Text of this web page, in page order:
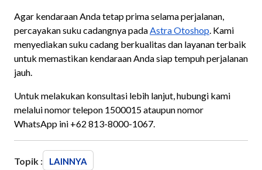
Agar kendaraan Anda tetap prima selama perjalanan,
percayakan suku cadangnya padaAstra Otoshop. Kami
menyediakan suku cadang berkualitas dan layanan terbaik
untuk memastikan kendaraan Anda siap tempuh perjalanan
jauh.
Untuk melakukan konsultasi lebih lanjut, hubungi kami
melalui nomor telepon 1500015 ataupun nomor
WhatsApp ini +62 813-8000-1067.
Topik : LAINNYA